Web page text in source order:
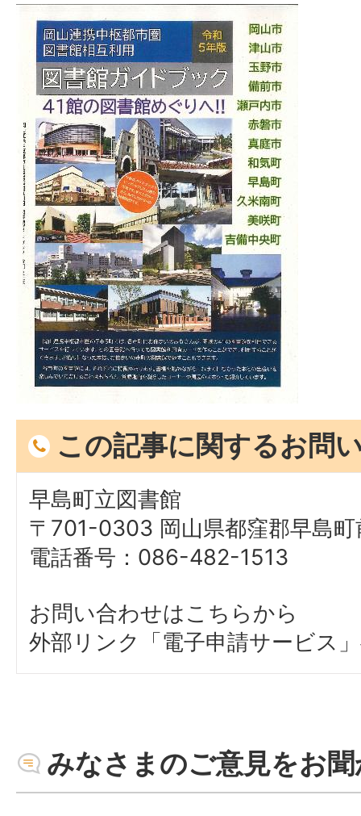
この記事に関するお問
早島町立図書館
〒701-0303 岡山県都窪郡早島
電話番号：086-482-1513
お問い合わせはこちらから
外部リンク「電子申請サービス
みなさまのご意見をお